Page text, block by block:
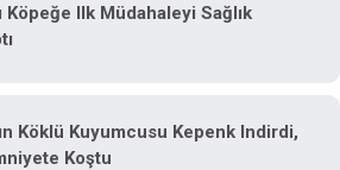
Köpeğe Ilk Müdahaleyi Sağlık
Köklü Kuyumcusu Kepenk Indirdi,
Koştu